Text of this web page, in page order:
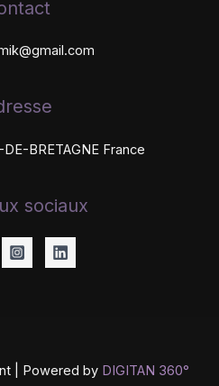
DE-BRETAGNE France
sociaux
| Powered byDIGITAN 360°